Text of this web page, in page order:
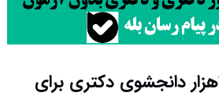
بهره‌گیری از ۱۵هزار دانجشوی دکتری برای